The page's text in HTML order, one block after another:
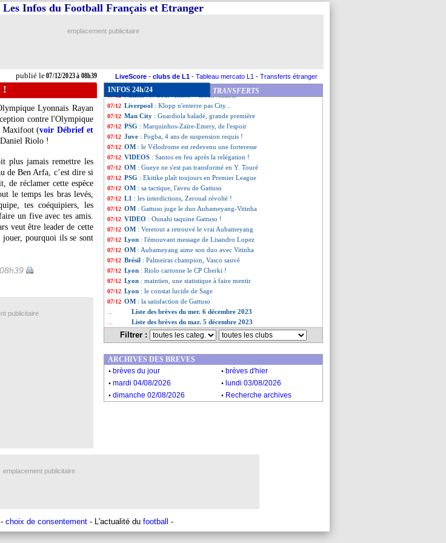
publié le07/12/2023 à 08h39
Les Infos du Football Français et Etranger
emplacement publicitaire
LiveScore - clubs de L1 - Tableau mercato L1 - Transferts étranger
!
Lyonnais Rayan
contre l'Olympique
Maxifoot (voir Débrief et
Riolo !
plus jamais remettre les
de Ben Arfa, c’est dire si
de réclamer cette espèce
le temps les bras levés,
tes coéquipiers, les
un five avec tes amis.
veut être leader de cette
jouer, pourquoi ils se sont
INFOS 24h/24 TRANSFERTS
07/12 Bordeaux: Riera compare son gardien à Zidane
07/12 Valenciennes: Kantari coach intérimaire (off.)
07/12 Lyon
07/12 Lyon: la demande de Govou aux joueurs
07/12 PSG: QSI vend des parts à Arctos ! (officiel)
: J. Gourvennec - "inconvenable"
07/12 Liverpool : Klopp n'enterre pas City...
07/12 Man City : Guardiola baladé, grande première
07/12 PSG : Marquinhos-Zaïre-Emery, de l'espoir
07/12 Juve : Pogba, 4 ans de suspension requis !
07/12 OM : le Vélodrome est redevenu une forteresse
07/12 VIDEOS : Santos en feu après la relégation !
07/12 OM : Gueye ne s'est pas transformé en Y. Touré
07/12 PSG : Ekitike plaît toujours en Premier League
07/12 OM : sa tactique, l'aveu de Gattuso
07/12 L1 : les interdictions, Zeroual révolté !
07/12 OM : Gattuso juge le duo Aubameyang-Vitinha
07/12 VIDEO : Ounahi taquine Gattuso !
07/12 OM : Veretout a retrouvé le vrai Aubameyang
07/12 Lyon : l'émouvant message de Lisandro Lopez
07/12 OM : Aubameyang aime son duo avec Vitinha
07/12 Brésil : Palmeiras champion, Vasco sauvé
07/12 Lyon : Riolo cartonne le CP Cherki !
07/12 Lyon : maintien, une statistique à faire mentir
07/12 Lyon : le constat lucide de Sage
07/12 OM : la satisfaction de Gattuso
Liste des brèves du mer. 6 décembre 2023
Liste des brèves du mar. 5 décembre 2023
Filtrer :
publicitaire
ARCHIVES DES BREVES
. brèves du jour . brèves d'hier
. mardi 04/08/2026 . lundi 03/08/2026
. dimanche 02/08/2026 . Recherche archives
emplacement publicitaire
choix de consentement - L'actualité du football -